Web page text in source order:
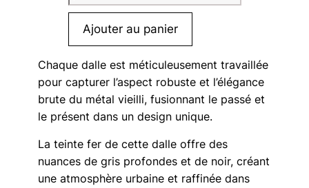
de
Dalle
Soubise
chêne
massif
vieilli
fer
Ajouter au panier
Chaque dalle est méticuleusement travaillée
pour capturer l’aspect robuste et l’élégance
brute du métal vieilli, fusionnant le passé et
le présent dans un design unique.
La teinte fer de cette dalle offre des
nuances de gris profondes et de noir, créant
une atmosphère urbaine et raffinée dans